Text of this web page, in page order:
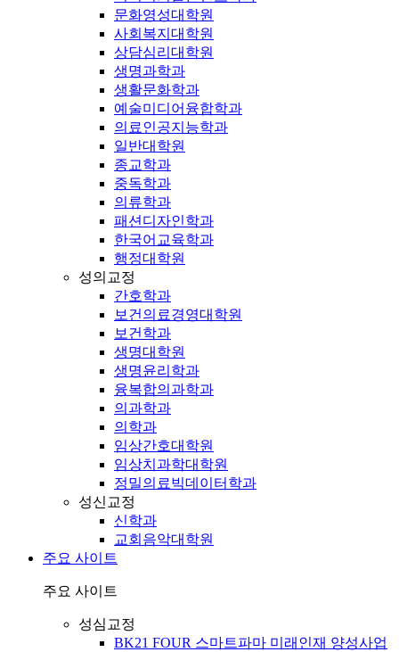
문화영성대학원
사회복지대학원
상담심리대학원
생명과학과
생활문화학과
예술미디어융합학과
의료인공지능학과
일반대학원
종교학과
중독학과
의류학과
패션디자인학과
한국어교육학과
행정대학원
성의교정
간호학과
보건의료경영대학원
보건학과
생명대학원
생명윤리학과
융복합의과학과
의과학과
의학과
임상간호대학원
임상치과학대학원
정밀의료빅데이터학과
성신교정
신학과
교회음악대학원
주요 사이트
주요 사이트
성심교정
BK21 FOUR 스마트파마 미래인재 양성사업